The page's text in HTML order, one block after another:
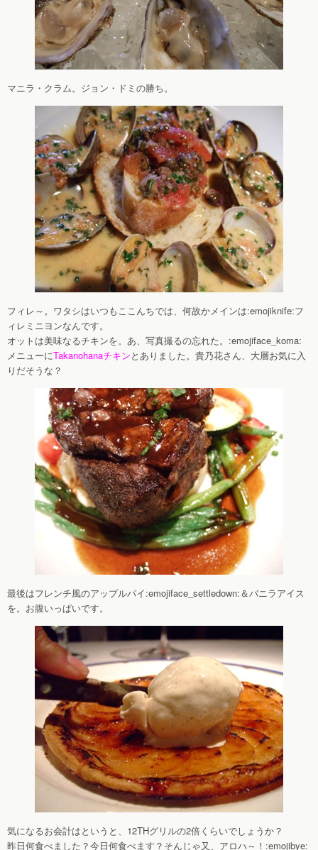
マニラ・クラム。ジョン・ドミの勝ち。
フィレ～。ワタシはいつもここんちでは、何故かメインは:emojiknife:フ
ィレミニヨンなんです。
オットは美味なるチキンを。あ、写真撮るの忘れた。:emojiface_koma:
メニューにTakanohanaチキンとありました。貴乃花さん、大層お気に入
りだそうな？
最後はフレンチ風のアップルパイ:emojiface_settledown:＆バニラアイス
を。お腹いっぱいです。
気になるお会計はというと、12THグリルの2倍くらいでしょうか？
昨日何食べました？今日何食べます？そんじゃ又、アロハ～！:emojibye: